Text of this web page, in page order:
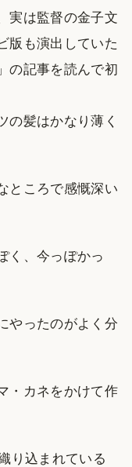
実は監督の金子文
版も演出していた
の記事を読んで初
の髪はかなり薄く
ところで感慨深い
く、今っぽかっ
やったのがよく分
・カネをかけて作
り込まれている